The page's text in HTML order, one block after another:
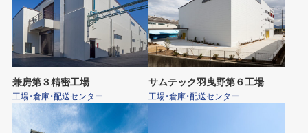
兼房第３精密工場
工場・倉庫・配送センター
サムテック羽曳野第６工場
工場・倉庫・配送センター